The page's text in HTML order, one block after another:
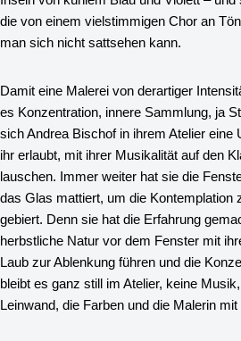
die von einem vielstimmigen Chor an
man sich nicht sattsehen kann.
Damit eine Malerei von derartiger
es Konzentration, innere Sammlung, ja
sich Andrea Bischof in ihrem Atelier eine
ihr erlaubt, mit ihrer Musikalität auf den
lauschen. Immer weiter hat sie die
das Glas mattiert, um die Kontemplation
gebiert. Denn sie hat die Erfahrung
herbstliche Natur vor dem Fenster mit
Laub zur Ablenkung führen und die
bleibt es ganz still im Atelier, keine
Leinwand, die Farben und die Malerin